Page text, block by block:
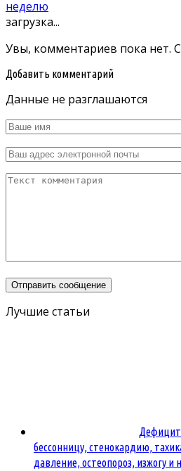
неделю
загрузка...
Увы, комментариев пока нет.
Добавить комментарий
Данные не разглашаются
Лучшие статьи
Дефицит
бессонницу, стенокардию,
давление, остеопороз, изжогу и